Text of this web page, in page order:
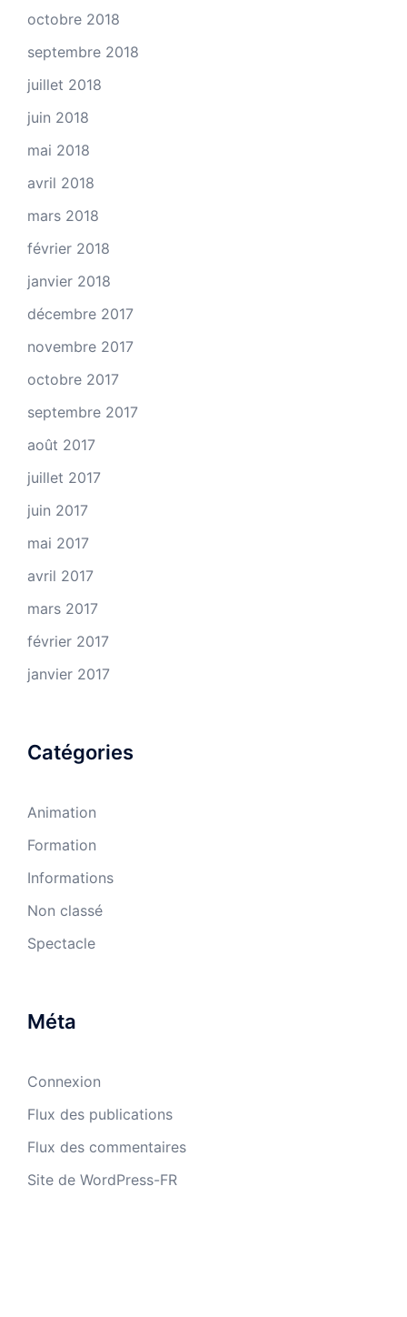
octobre 2018
septembre 2018
juillet 2018
juin 2018
mai 2018
avril 2018
mars 2018
février 2018
janvier 2018
décembre 2017
novembre 2017
octobre 2017
septembre 2017
août 2017
juillet 2017
juin 2017
mai 2017
avril 2017
mars 2017
février 2017
janvier 2017
Catégories
Animation
Formation
Informations
Non classé
Spectacle
Méta
Connexion
Flux des publications
Flux des commentaires
Site de WordPress-FR